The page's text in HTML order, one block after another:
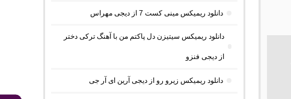
دانلود ریمیکس مینی کست 7 از دیجی مهراس
دانلود ریمیکس سیتیزن دل پاکتم من با آهنگ ترکی دختر
از دیجی فنزو
دانلود ریمیکس زیرو رو از دیجی آرین ای آر جی